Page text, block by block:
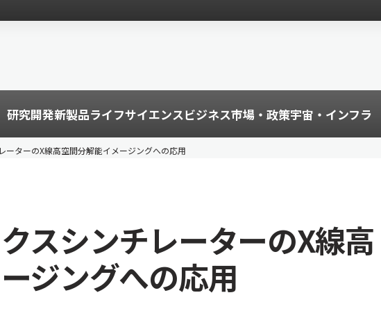
研究開発新製品ライフサイエンスビジネス市場・政策宇宙・インフラ
ーターのX線高空間分解能イメージングへの応用
スシンチレーターのX線高
ジングへの応用